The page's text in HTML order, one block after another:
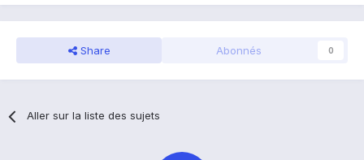
Share Abonnés 0
Aller sur la liste des sujets